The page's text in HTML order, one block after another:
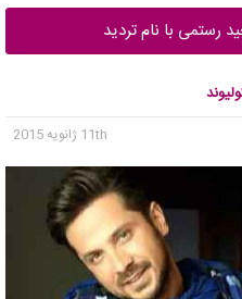
رستمی با نام تردید
11th ژانویه 2015